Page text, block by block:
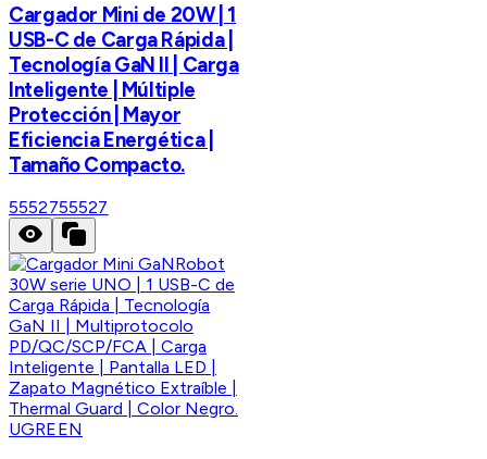
Cargador Mini de 20W | 1
USB-C de Carga Rápida |
Tecnología GaN II | Carga
Inteligente | Múltiple
Protección | Mayor
Eficiencia Energética |
Tamaño Compacto.
5552755527
UGREEN